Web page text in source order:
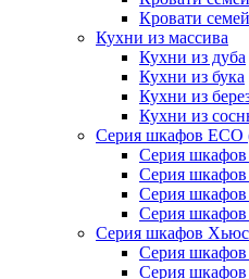
Кровати
Кухни из массива
Кухни из дуба
Кухни из бука
Кухни из
Кухни из
Серия шкафов ECO
Серия шкафов
Серия шкафов
Серия шкафов
Серия шкафов
Серия шкафов
Серия
Серия шкафов